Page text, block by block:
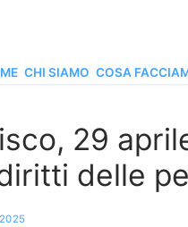
CHI SIAMO COSA
29
delle